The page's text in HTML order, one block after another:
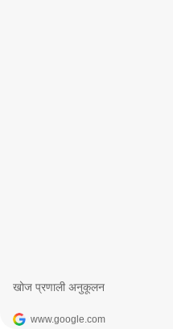
खोज प्रणाली अनुकूलन
www.google.com